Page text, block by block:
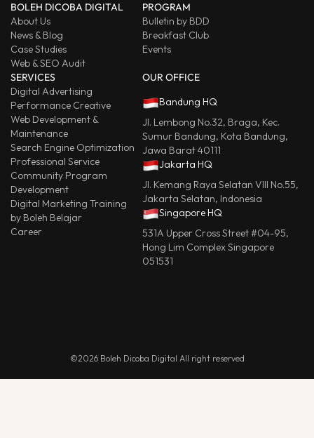
BOLEH DICOBA DIGITAL
About Us
News & Blog
Case Studies
Web & SEO Audit
PROGRAM
Bulletin by BDD
Breakfast Club
Events
SERVICES
Digital Advertising
Performance Creative
Web Development &
Maintenance
Search Engine Optimization
Professional Service
Community Program
Development
Digital Marketing Training
by Boleh Belajar
Career
OUR OFFICE
Bandung HQ
Jl. Lembong No.32, Braga, Kec.
Sumur Bandung, Kota Bandung,
Jawa Barat 40111
Jakarta HQ
Jl. Kemang Raya Selatan VIII No.55,
Jakarta Selatan, Indonesia
Singapore HQ
531A Upper Cross Street #04-95,
Hong Lim Complex Singapore
051531
©2026 Boleh Dicoba Digital All right reserved